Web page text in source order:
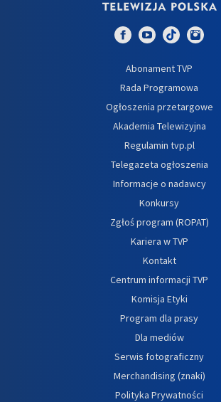
Abonament TVP
Rada Programowa
Ogłoszenia przetargowe
Akademia Telewizyjna
Regulamin tvp.pl
Telegazeta ogłoszenia
Informacje o nadawcy
Konkursy
Zgłoś program (ROPAT)
Kariera w TVP
Kontakt
Centrum informacji TVP
Komisja Etyki
Program dla prasy
Dla mediów
Serwis fotograficzny
Merchandising (znaki)
Polityka Prywatności